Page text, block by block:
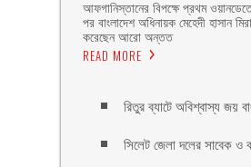
আফগানিস্তানের বিপক্ষে প্রথম
পর বাংলাদেশ অধিনায়ক মেহেদী হাসান
করেছেন আরো অন্তত
READ MORE
রিতুর ব্যাটে অবিশ্বাস্য জয়
সিলেট জেলা দলের সাবেক ও